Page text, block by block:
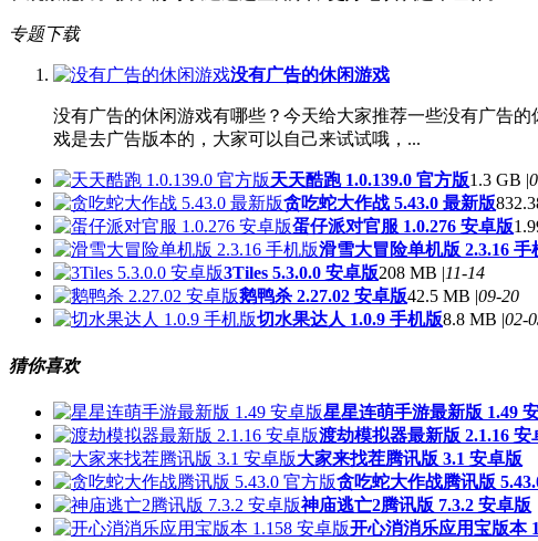
专题下载
没有广告的休闲游戏
没有广告的休闲游戏有哪些？今天给大家推荐一些没有广告
戏是去广告版本的，大家可以自己来试试哦，...
天天酷跑 1.0.139.0 官方版1.3 GB |
贪吃蛇大作战 5.43.0 最新版
蛋仔派对官服 1.0.276 安卓版
滑雪大冒险单机版 2.3.16 手
3Tiles 5.3.0.0 安卓版208 MB |11-14
鹅鸭杀 2.27.02 安卓版42.5 MB |09-20
切水果达人 1.0.9 手机版8.8 MB |02-
猜你喜欢
星星连萌手游最新版 1.49
渡劫模拟器最新版 2.1.16 安
大家来找茬腾讯版 3.1 安卓版
贪吃蛇大作战腾讯版
神庙逃亡2腾讯版 7.3.2 安卓版
开心消消乐应用宝版本